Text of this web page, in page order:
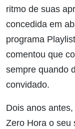
ritmo de suas
concedida em
programa
comentou que
sempre quando
convidado.
Dois anos
Zero Hora o seu